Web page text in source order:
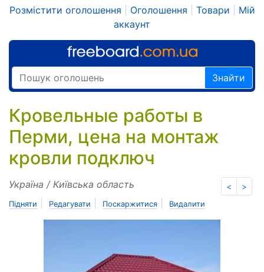
Розмістити оголошення Оголошення Товари
Мій
аккаунт
Знайти
Кровельные работы в
Перми, цена на монтаж
кровли подключ
< >
Україна / Київська область
Підняти Редагувати Поскаржитися Видалити